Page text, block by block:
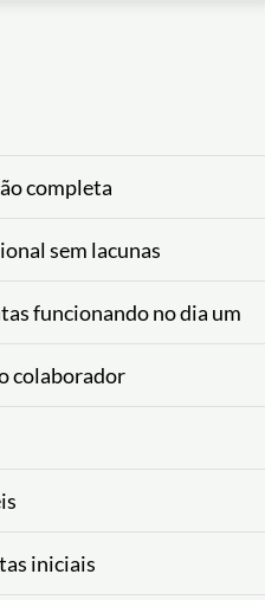
completa
sem lacunas
funcionando no dia um
colaborador
iniciais